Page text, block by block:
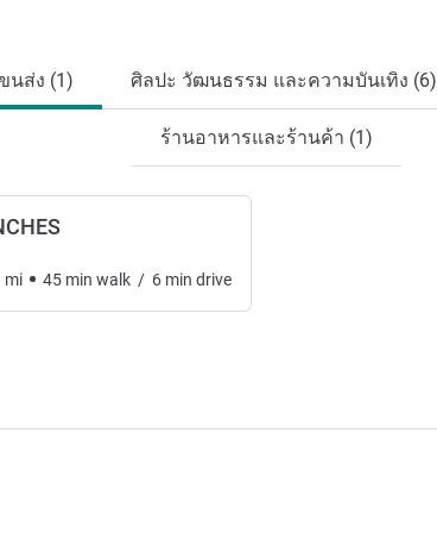
นส่ง (1) ศิลปะ วัฒนธรรม และความบันเทิง (6)
ร้านอาหารและร้านค้า (1)
mi 45 min walk / 6 min drive